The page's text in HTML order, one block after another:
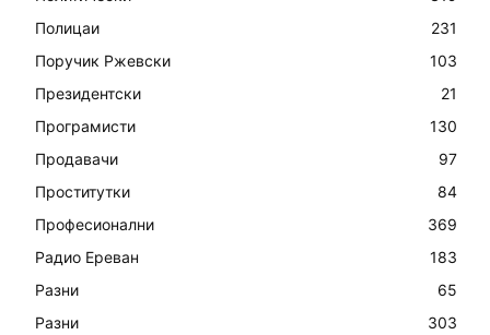
Полицаи
231
Поручик Ржевски
103
Президентски
21
Програмисти
130
Продавачи
97
Проститутки
84
Професионални
369
Радио Ереван
183
Разни
65
Разни
303